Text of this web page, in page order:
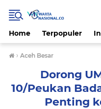
Home Terpopuler
› Aceh Besar
Dorong
10/Peukan
Penting